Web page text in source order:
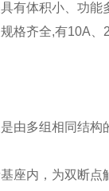
有体积小、功能
格齐全,有10A、
由多组相同结构
座内，为双断点